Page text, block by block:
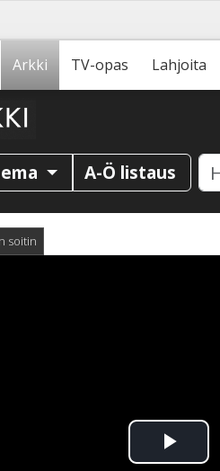
Arkki TV-opas Lahjoita
A-Ö listaus
soitin